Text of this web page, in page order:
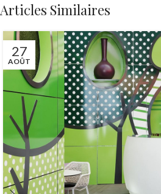
Articles Similaires
27
AOÛT